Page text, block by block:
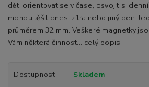
děti orientovat se v čase, osvojit si
mohou těšit dnes, zítra nebo jiný den.
průměrem 32 mm. Veškeré magnetky
Vám některá činnost... celý popis
Dostupnost Skladem